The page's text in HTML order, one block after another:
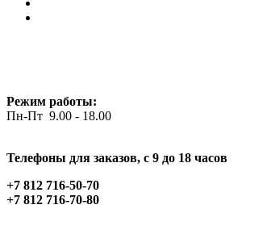
Режим работы:
Пн-Пт 9.00 - 18.00
Телефоны для заказов, c 9 до 18 часов
+7 812 716-50-70
+7 812 716-70-80